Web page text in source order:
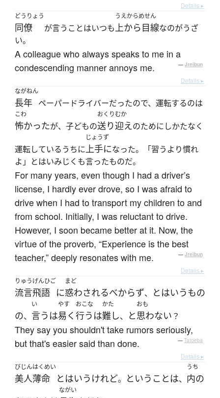
Details ▸
どうりょう
同僚 が言うことはいつも
うえからめせん
上から目線なのがうざ
い。
A colleague who always speaks to me in a
condescending manner annoys me.
— Jreibun
Details ▸
ながねん
長年 ペーパードライバーだったので、運転するのは
こわ
怖かったが、子どもの
おくりむか
送り迎えのためにしかたなく
運転しているうちに
じょうず
上手になった。「習うより慣れ
よ」とはいみじくも言ったものだ。
For many years, even though I had a driver’s
license, I hardly ever drove, so I was afraid to
drive when I had to transport my children to and
from school. Initially, I was reluctant to drive.
However, I soon became better at it. Now, the
virtue of the proverb, “Experience is the best
teacher,” deeply resonates with me.
— Jreibun
Details ▸
りゅうげんひご
流言飛語 に
まど
惑わされるべからず、 とはいうもの
の、
い
言う は
やす
易く
おこな
行う は
かた
難し、 と
おも
思わない ？
They say you shouldn't take rumors seriously,
but that's easier said than done.
— Tatoeba
Details ▸
びじん
美人
はくめい
薄命 とはいう けれど。 ということは、
うち
内の
ながい